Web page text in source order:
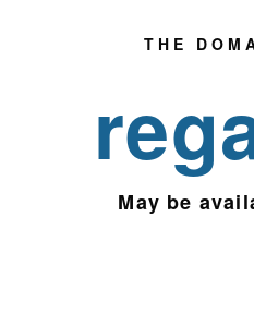
THE
May be